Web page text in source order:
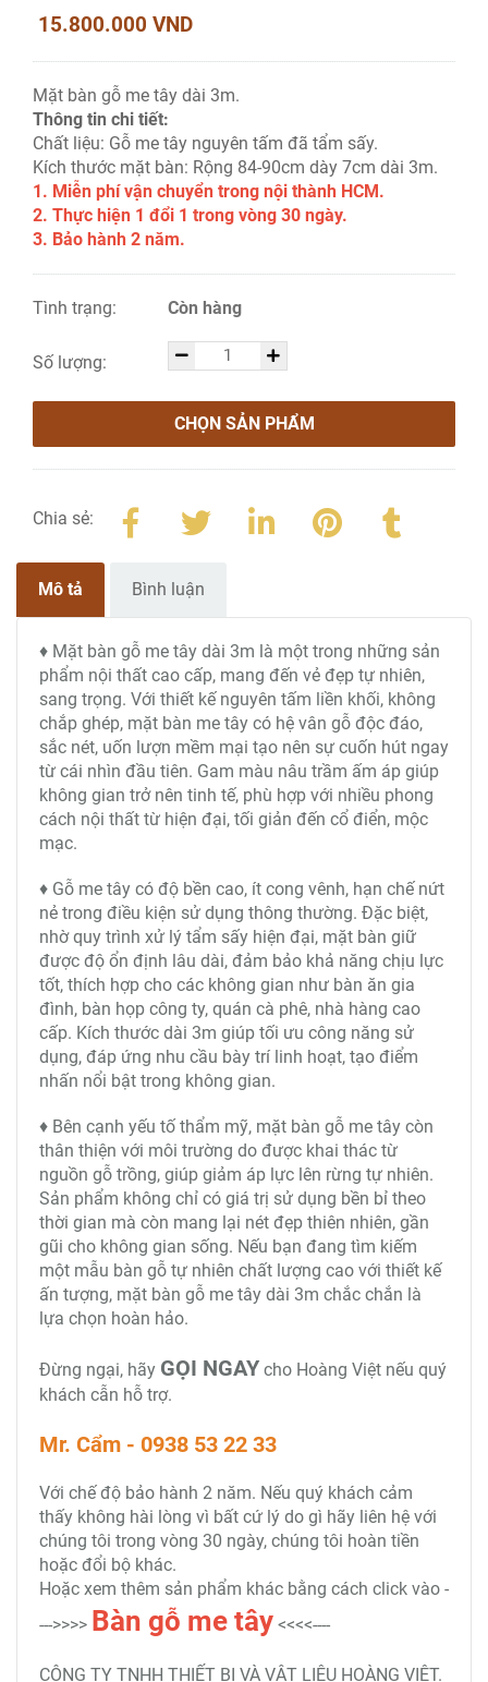
15.800.000 VND
Mặt bàn gỗ me tây dài 3m.
Thông tin chi tiết:
Chất liệu: Gỗ me tây nguyên tấm đã tẩm sấy.
Kích thước mặt bàn: Rộng 84-90cm dày 7cm dài 3m.
1. Miễn phí vận chuyển trong nội thành HCM.
2. Thực hiện 1 đổi 1 trong vòng 30 ngày.
3. Bảo hành 2 năm.
Tình trạng: Còn hàng
Số lượng:
CHỌN SẢN PHẨM
Chia sẻ:
Mô tả Bình luận
♦ Mặt bàn gỗ me tây dài 3m là một trong những sản
phẩm nội thất cao cấp, mang đến vẻ đẹp tự nhiên,
sang trọng. Với thiết kế nguyên tấm liền khối, không
chắp ghép, mặt bàn me tây có hệ vân gỗ độc đáo,
sắc nét, uốn lượn mềm mại tạo nên sự cuốn hút ngay
từ cái nhìn đầu tiên. Gam màu nâu trầm ấm áp giúp
không gian trở nên tinh tế, phù hợp với nhiều phong
cách nội thất từ hiện đại, tối giản đến cổ điển, mộc
mạc.
♦ Gỗ me tây có độ bền cao, ít cong vênh, hạn chế nứt
nẻ trong điều kiện sử dụng thông thường. Đặc biệt,
nhờ quy trình xử lý tẩm sấy hiện đại, mặt bàn giữ
được độ ổn định lâu dài, đảm bảo khả năng chịu lực
tốt, thích hợp cho các không gian như bàn ăn gia
đình, bàn họp công ty, quán cà phê, nhà hàng cao
cấp. Kích thước dài 3m giúp tối ưu công năng sử
dụng, đáp ứng nhu cầu bày trí linh hoạt, tạo điểm
nhấn nổi bật trong không gian.
♦ Bên cạnh yếu tố thẩm mỹ, mặt bàn gỗ me tây còn
thân thiện với môi trường do được khai thác từ
nguồn gỗ trồng, giúp giảm áp lực lên rừng tự nhiên.
Sản phẩm không chỉ có giá trị sử dụng bền bỉ theo
thời gian mà còn mang lại nét đẹp thiên nhiên, gần
gũi cho không gian sống. Nếu bạn đang tìm kiếm
một mẫu bàn gỗ tự nhiên chất lượng cao với thiết kế
ấn tượng, mặt bàn gỗ me tây dài 3m chắc chắn là
lựa chọn hoàn hảo.
Đừng ngại, hãy GỌI NGAY cho Hoàng Việt nếu quý
khách cẫn hỗ trợ.
Mr. Cẩm - 0938 53 22 33
Với chế độ bảo hành 2 năm. Nếu quý khách cảm
thấy không hài lòng vì bất cứ lý do gì hãy liên hệ với
chúng tôi trong vòng 30 ngày, chúng tôi hoàn tiền
hoặc đổi bộ khác.
Hoặc xem thêm sản phẩm khác bằng cách click vào -
--->>>> Bàn gỗ me tây <<<<----
CÔNG TY TNHH THIẾT BỊ VÀ VẬT LIỆU HOÀNG VIỆT.